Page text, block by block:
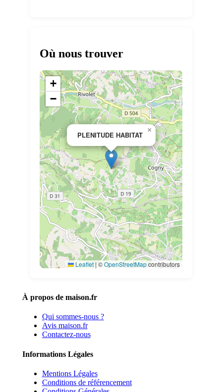
Où nous trouver
PLENITUDE HABITAT
×
+
−
Leaflet |©OpenStreetMapcontributors
À propos de maison.fr
Qui sommes-nous ?
Avis maison.fr
Contactez-nous
Informations Légales
Mentions Légales
Conditions de référencement